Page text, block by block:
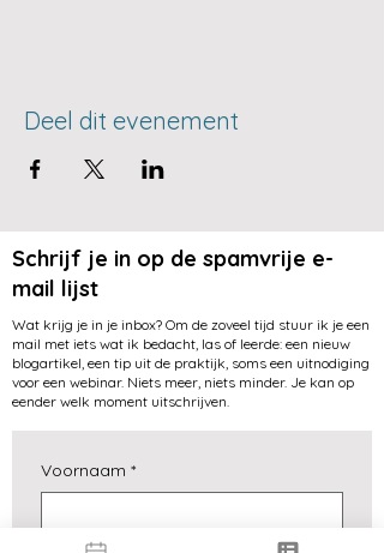
Deel dit evenement
Schrijf je in op de spamvrije e-
mail lijst
Wat krijg je in je inbox? Om de zoveel tijd stuur ik je een
mail met iets wat ik bedacht, las of leerde: een nieuw
blogartikel, een tip uit de praktijk, soms een uitnodiging
voor een webinar. Niets meer, niets minder. Je kan op
eender welk moment uitschrijven.
Voornaam *